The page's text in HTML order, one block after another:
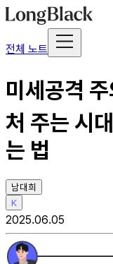
전체 노트
미세공격
처 주는 시
는 법
남대희
K
2025.06.05